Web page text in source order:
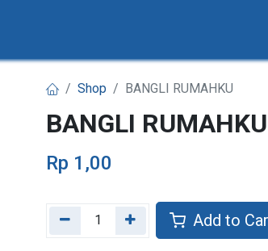
Shop BANGLI RUMAHKU
BANGLI RUMAHKU
Rp 1,00
Add to